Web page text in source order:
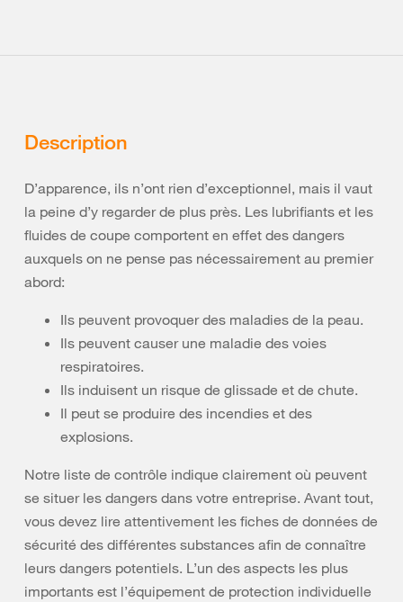
Description
D’apparence, ils n’ont rien d’exceptionnel, mais il vaut
la peine d’y regarder de plus près. Les lubrifiants et les
fluides de coupe comportent en effet des dangers
auxquels on ne pense pas nécessairement au premier
abord:
Ils peuvent provoquer des maladies de la peau.
Ils peuvent causer une maladie des voies
respiratoires.
Ils induisent un risque de glissade et de chute.
Il peut se produire des incendies et des
explosions.
Notre liste de contrôle indique clairement où peuvent
se situer les dangers dans votre entreprise. Avant tout,
vous devez lire attentivement les fiches de données de
sécurité des différentes substances afin de connaître
leurs dangers potentiels. L’un des aspects les plus
importants est l’équipement de protection individuelle